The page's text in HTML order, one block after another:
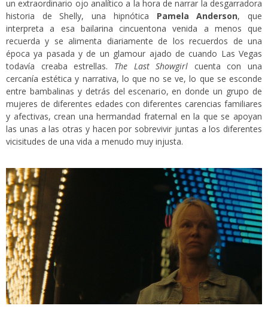
un extraordinario ojo analítico a la hora de narrar la desgarradora
historia de Shelly, una hipnótica Pamela Anderson, que
interpreta a esa bailarina cincuentona venida a menos que
recuerda y se alimenta diariamente de los recuerdos de una
época ya pasada y de un glamour ajado de cuando Las Vegas
todavía creaba estrellas. The Last Showgirl cuenta con una
cercanía estética y narrativa, lo que no se ve, lo que se esconde
entre bambalinas y detrás del escenario, en donde un grupo de
mujeres de diferentes edades con diferentes carencias familiares
y afectivas, crean una hermandad fraternal en la que se apoyan
las unas a las otras y hacen por sobrevivir juntas a los diferentes
vicisitudes de una vida a menudo muy injusta.